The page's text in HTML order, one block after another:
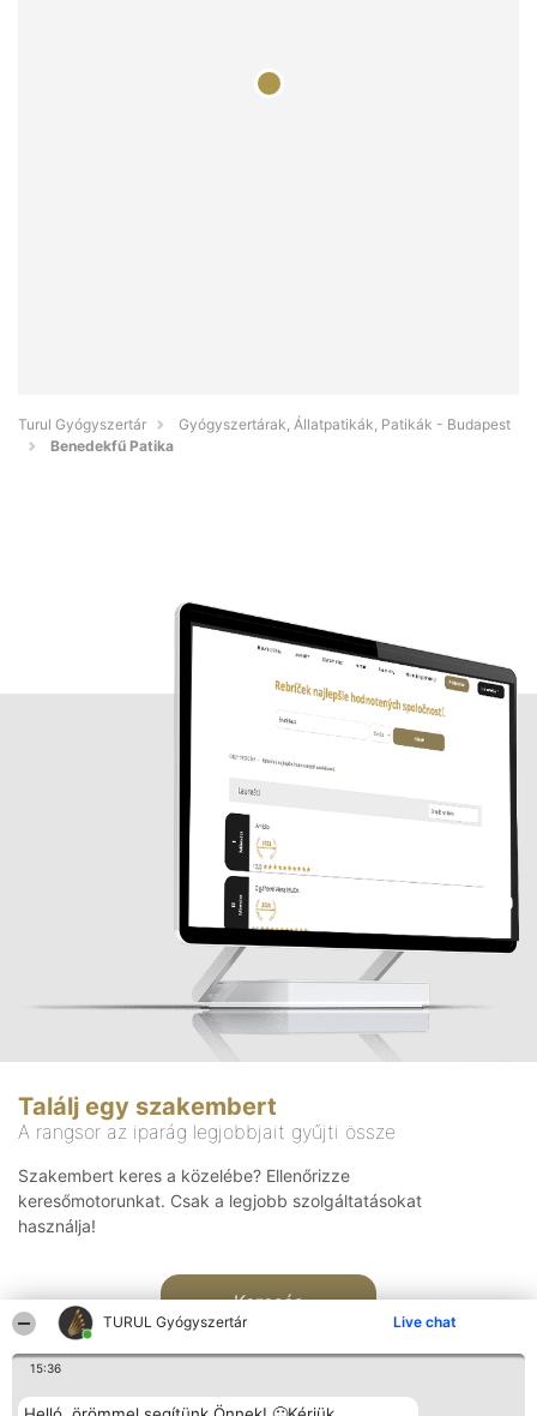
TURUL Gyógyszertár Live chat
15:36
Turul Gyógyszertár
Gyógyszertárak, Állatpatikák, Patikák - Budapest
Benedekfű Patika
Találj egy szakembert
A rangsor az iparág legjobbjait gyűjti össze
Szakembert keres a közelébe? Ellenőrizze
keresőmotorunkat. Csak a legjobb szolgáltatásokat
használja!
Keresés